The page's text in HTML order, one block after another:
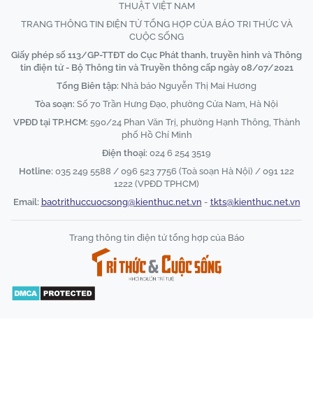
THUẬT VIỆT NAM
TRANG THÔNG TIN ĐIỆN TỬ TỔNG HỢP CỦA BÁO TRI THỨC VÀ
CUỘC SỐNG
Giấy phép số 113/GP-TTĐT do Cục Phát thanh, truyền hình và Thông
tin điện tử - Bộ Thông tin và Truyền thông cấp ngày 08/07/2021
Tổng Biên tập: Nhà báo Nguyễn Thị Mai Hương
Tòa soạn: Số 70 Trần Hưng Đạo, phường Cửa Nam, Hà Nội
VPĐD tại TP.HCM: 590/24 Phan Văn Trị, phường Hạnh Thông, Thành
phố Hồ Chí Minh
Điện thoại: 024 6 254 3519
Hotline: 035 249 5588 / 096 523 7756 (Toà soạn Hà Nội) / 091 122
1222 (VPĐD TPHCM)
Email: baotrithuccuocsong@kienthuc.net.vn - tkts@kienthuc.net.vn
Trang thông tin điện tử tổng hợp của Báo